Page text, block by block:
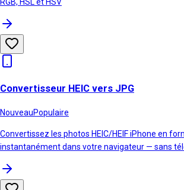
Convertisseur HEIC vers JPG
NouveauPopulaire
Convertissez les photos HEIC/HEIF iPhone en
instantanément dans votre navigateur — sans